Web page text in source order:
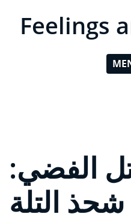
Feelings
الفضي:
شحذ التلة